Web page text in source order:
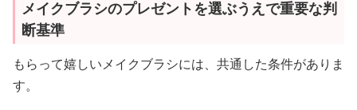
メイクブラシのプレゼントを選ぶうえで重要な判
断基準
もらって嬉しいメイクブラシには、共通した条件がありま
す。